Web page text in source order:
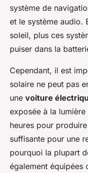
système de
et le système audio.
soleil, plus ces
puiser dans la
Cependant, il est
solaire ne peut pas
une voiture
exposée à la
heures pour
suffisante pour une
pourquoi la plupart
également équipées